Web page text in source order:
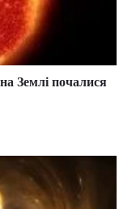
Землі почалися